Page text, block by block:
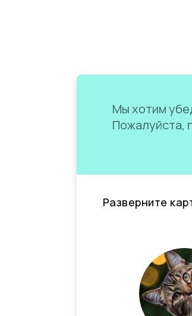
Мы хотим
Пожалуйста,
Разверните